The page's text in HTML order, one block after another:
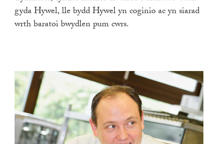
gyda Hywel, lle bydd Hywel yn coginio ac yn siarad
wrth baratoi bwydlen pum cwrs.